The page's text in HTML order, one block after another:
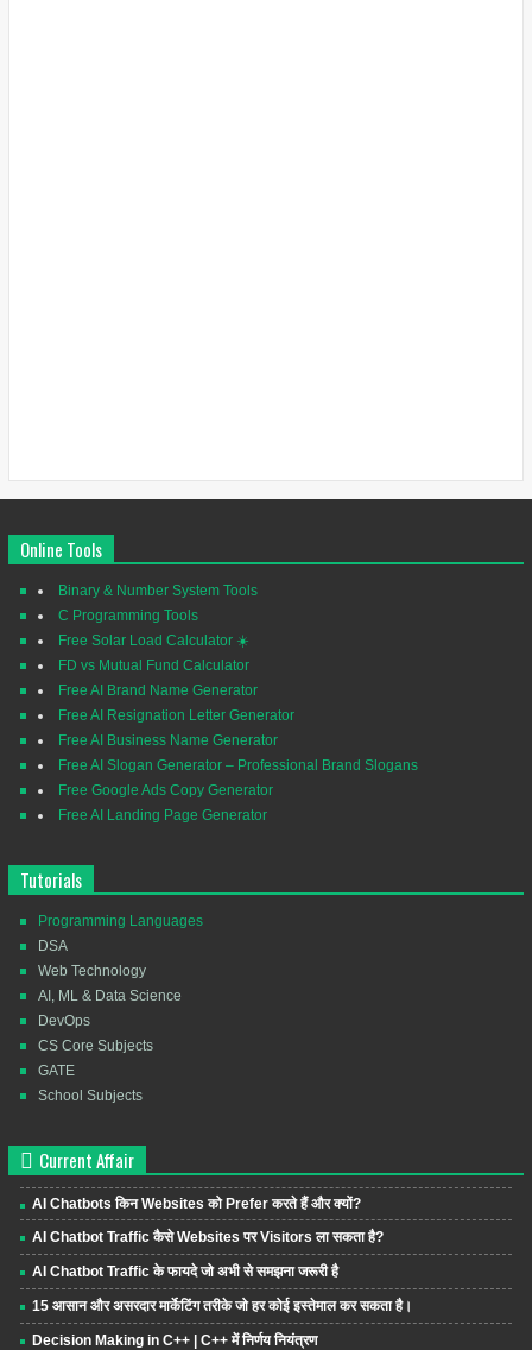
Online Tools
Binary & Number System Tools
C Programming Tools
Free Solar Load Calculator ☀️
FD vs Mutual Fund Calculator
Free AI Brand Name Generator
Free AI Resignation Letter Generator
Free AI Business Name Generator
Free AI Slogan Generator – Professional Brand Slogans
Free Google Ads Copy Generator
Free AI Landing Page Generator
Tutorials
Programming Languages
DSA
Web Technology
AI, ML & Data Science
DevOps
CS Core Subjects
GATE
School Subjects
Current Affair
AI Chatbots किन Websites को Prefer करते हैं और क्यों?
AI Chatbot Traffic कैसे Websites पर Visitors ला सकता है?
AI Chatbot Traffic के फायदे जो अभी से समझना जरूरी है
15 आसान और असरदार मार्केटिंग तरीके जो हर कोई इस्तेमाल कर सकता है।
Decision Making in C++ | C++ में निर्णय नियंत्रण